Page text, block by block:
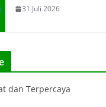
31 Juli 2026
dan Terpercaya